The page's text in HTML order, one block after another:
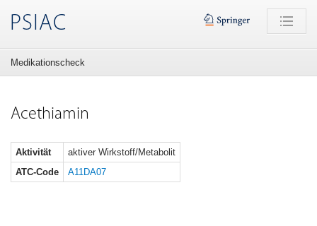
PSIAC
Medikationscheck
Acethiamin
Aktivität
aktiver Wirkstoff/Metabolit
ATC-Code
A11DA07